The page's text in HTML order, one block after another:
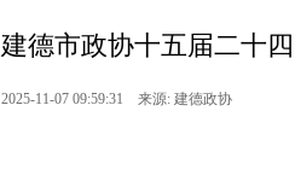
建德市政协十五届二十
2025-11-07 09:59:31 来源: 建德政协